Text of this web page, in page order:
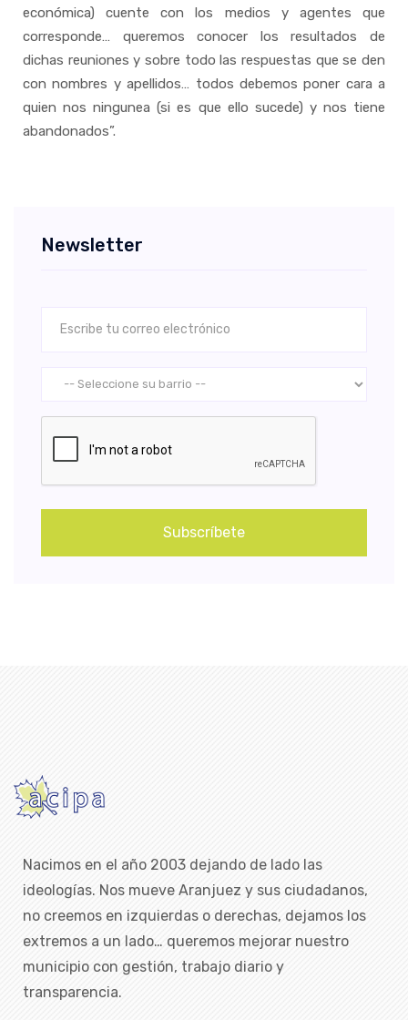
económica) cuente con los medios y agentes que
corresponde… queremos conocer los resultados de
dichas reuniones y sobre todo las respuestas que se den
con nombres y apellidos… todos debemos poner cara a
quien nos ningunea (si es que ello sucede) y nos tiene
abandonados”.
Newsletter
Subscríbete
Nacimos en el año 2003 dejando de lado las
ideologías. Nos mueve Aranjuez y sus ciudadanos,
no creemos en izquierdas o derechas, dejamos los
extremos a un lado… queremos mejorar nuestro
municipio con gestión, trabajo diario y
transparencia.